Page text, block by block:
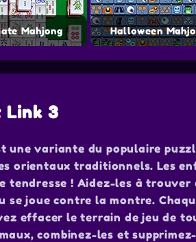
Mahjong Halloween
Link 3
une variante du populaire
orientaux traditionnels. Les
! Aidez-les à trouver
se joue contre la montre.
effacer le terrain de jeu de
combinez-les et